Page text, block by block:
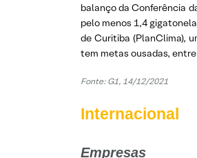
balanço da Conferência
pelo menos 1,4
de Curitiba (PlanClima),
tem metas ousadas,
Fonte: G1, 14/12/2021
Internacional
Empresas